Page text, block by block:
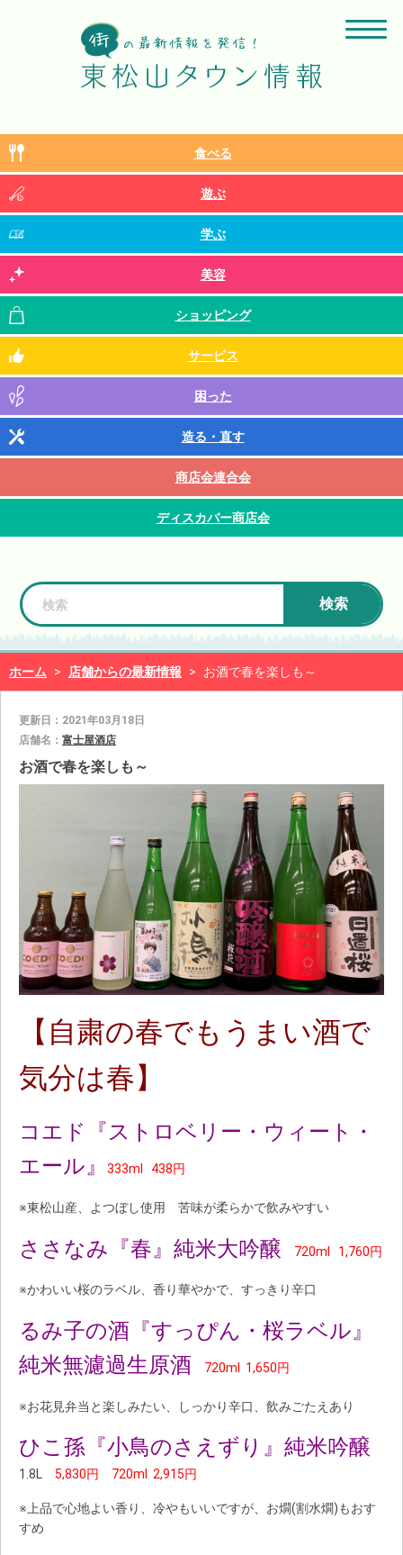
食べる
遊ぶ
学ぶ
美容
ショッピング
サービス
困った
造る・直す
商店会連合会
ディスカバー商店会
検索
ホーム > 店舗からの最新情報 > お酒で春を楽しも～
更新日：2021年03月18日
店舗名： 富士屋酒店
お酒で春を楽しも～
【自粛の春でもうまい酒で
気分は春】
コエド『ストロベリー・ウィート・
エール』
333ml 438円
※東松山産、よつぼし使用 苦味が柔らかで飲みやすい
ささなみ『春』純米大吟醸 720ml 1,760円
※かわいい桜のラベル、香り華やかで、すっきり辛口
るみ子の酒『すっぴん・桜ラベル』
純米無濾過生原酒
720ml 1,650円
※お花見弁当と楽しみたい、しっかり辛口、飲みごたえあり
ひこ孫『小鳥のさえずり』純米吟醸
1.8L 5,830円 720ml 2,915円
※上品で心地よい香り、冷やもいいですが、お燗(割水燗)もおす
すめ